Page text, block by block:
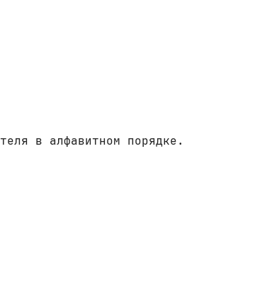
в алфавитном порядке.